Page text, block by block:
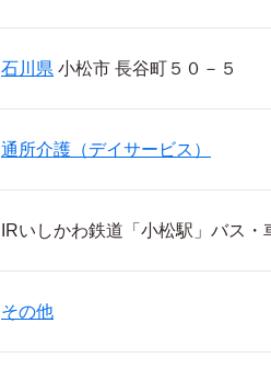
石川県 小松市 長谷町５０－５
通所介護（デイサービス）
IRいしかわ鉄道「小松駅」バス・
その他